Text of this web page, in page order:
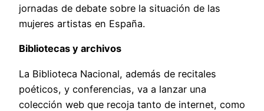
jornadas de debate sobre la situación de las
mujeres artistas en España.
Bibliotecas y archivos
La Biblioteca Nacional, además de recitales
poéticos, y conferencias, va a lanzar una
colección web que recoja tanto de internet, como